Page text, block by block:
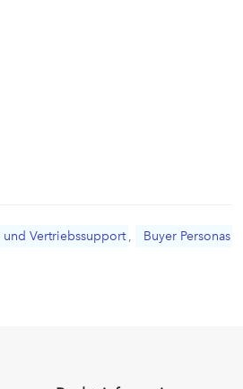
und Vertriebssupport , Buyer Personas